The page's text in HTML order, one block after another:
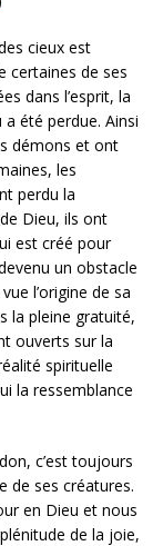
cieux est
certaines de ses
dans l’esprit, la
été perdue. Ainsi
démons et ont
les
perdu la
Dieu, ils ont
est créé pour
un obstacle
l’origine de sa
la pleine gratuité,
ouverts sur la
spirituelle
la ressemblance
c’est toujours
de ses créatures.
en Dieu et nous
de la joie,